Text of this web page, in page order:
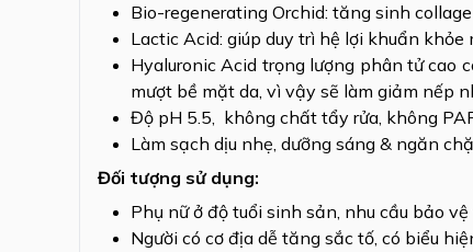
Bio-regenerating Orchid: tăng sinh
Lactic Acid: giúp duy trì hệ lợi khuẩn
Hyaluronic Acid trọng lượng phân tử cao
mượt bề mặt da, vì vậy sẽ làm giảm nếp
Độ pH 5.5, không chất tẩy rửa, không
Làm sạch dịu nhẹ, dưỡng sáng & ngăn
Đối tượng sử dụng:
Phụ nữ ở độ tuổi sinh sản, nhu cầu bảo
Người có cơ địa dễ tăng sắc tố, có biểu